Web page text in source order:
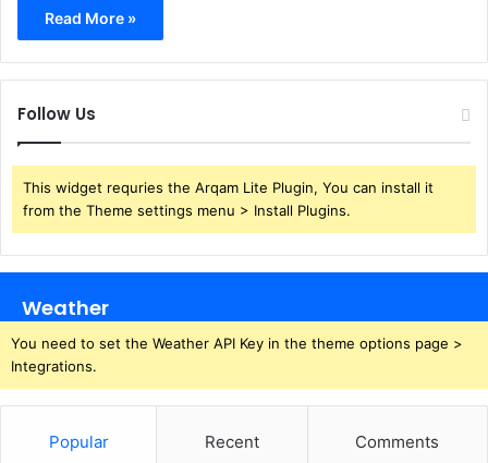
Read More »
Follow Us
This widget requries the Arqam Lite Plugin, You can install it
from the Theme settings menu > Install Plugins.
Weather
You need to set the Weather API Key in the theme options page >
Integrations.
Popular Recent Comments